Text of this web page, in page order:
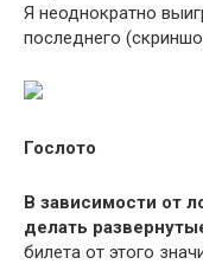
Я неоднократно
последнего
Гослото
В зависимости от
делать
билета от этого